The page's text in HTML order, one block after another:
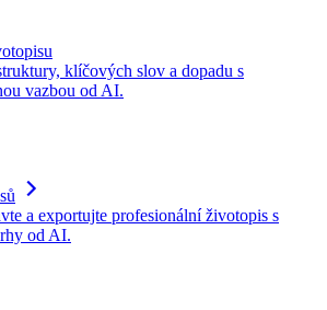
klíčových slov a dopadu s
vazbou od AI.
a exportujte profesionální životopis s
od AI.